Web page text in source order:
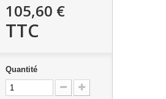
105,60 €
TTC
Quantité